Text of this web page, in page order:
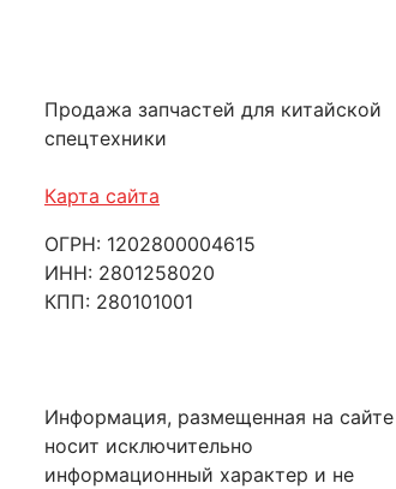
Продажа запчастей для китайской
спецтехники
Карта сайта
ОГРН: 1202800004615
ИНН: 2801258020
КПП: 280101001
Информация, размещенная на сайте
носит исключительно
информационный характер и не